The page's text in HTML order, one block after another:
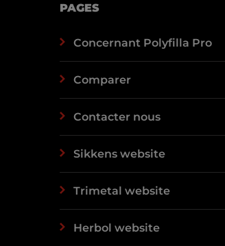
PAGES
Concernant Polyfilla Pro
Comparer
Contacter nous
Sikkens website
Trimetal website
Herbol website